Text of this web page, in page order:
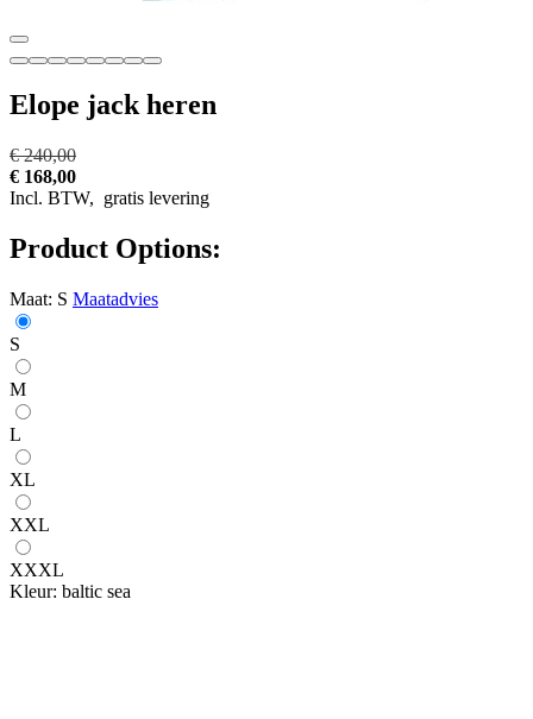
Elope jack heren
€ 240,00
€ 168,00
Incl. BTW, gratis levering
Product Options:
Maat: S Maatadvies
S
M
L
XL
XXL
XXXL
Kleur: baltic sea